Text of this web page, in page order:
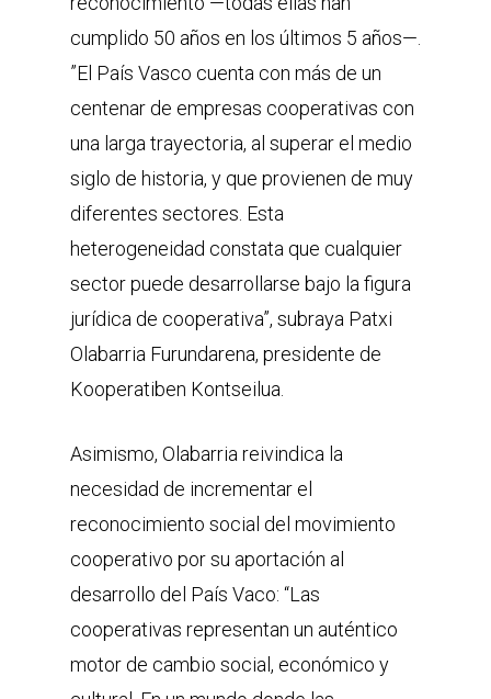
cumplido 50 años en los últimos 5 años—.
”El País Vasco cuenta con más de un
centenar de empresas cooperativas con
una larga trayectoria, al superar el medio
siglo de historia, y que provienen de muy
diferentes sectores. Esta
heterogeneidad constata que cualquier
sector puede desarrollarse bajo la figura
jurídica de cooperativa”, subraya Patxi
Olabarria Furundarena, presidente de
Kooperatiben Kontseilua.
Asimismo, Olabarria reivindica la
necesidad de incrementar el
reconocimiento social del movimiento
cooperativo por su aportación al
desarrollo del País Vaco: “Las
cooperativas representan un auténtico
motor de cambio social, económico y